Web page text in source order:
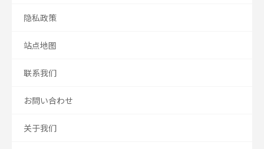
隐私政策
站点地图
联系我们
お問い合わせ
关于我们